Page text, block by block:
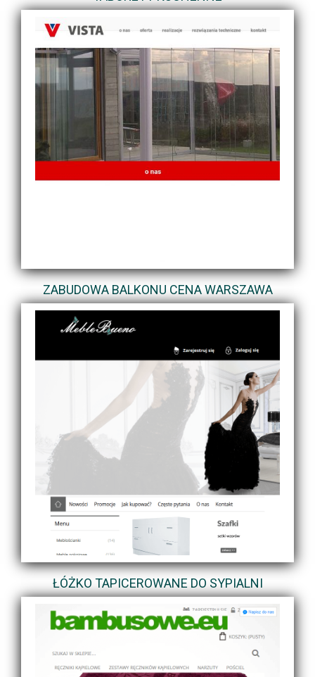
ZABUDOWA BALKONU CENA WARSZAWA
ŁÓŻKO TAPICEROWANE DO SYPIALNI